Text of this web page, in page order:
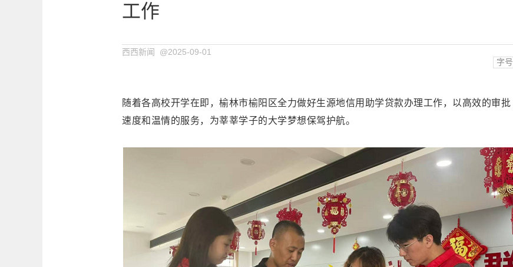
工作
西西新闻 @2025-09-01
字号
随着各高校开学在即，榆林市榆阳区全力做好生源地信用助学贷款办理工作，以高效的审批
速度和温情的服务，为莘莘学子的大学梦想保驾护航。